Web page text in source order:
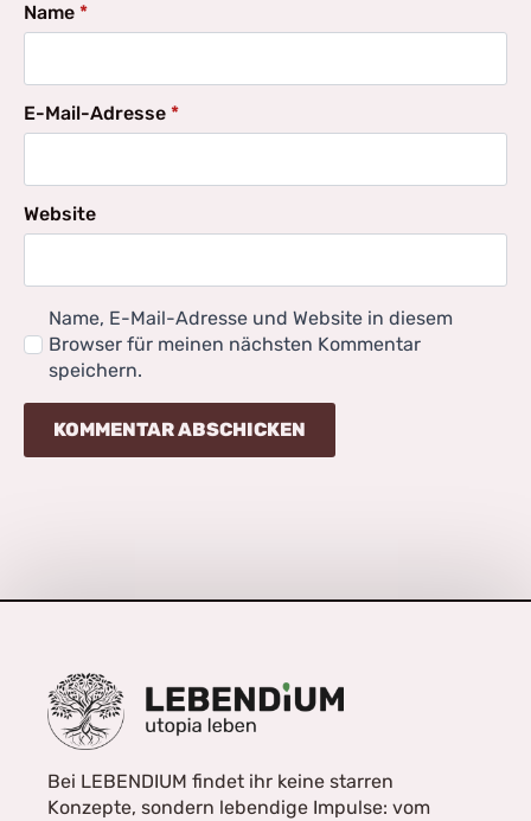
Name *
E-Mail-Adresse *
Website
Name, E-Mail-Adresse und Website in diesem
Browser für meinen nächsten Kommentar
speichern.
Bei LEBENDIUM findet ihr keine starren
Konzepte, sondern lebendige Impulse: vom